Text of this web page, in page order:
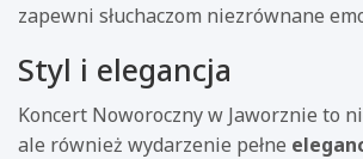
zapewni słuchaczom niezrównane
Styl i elegancja
Koncert Noworoczny w Jaworznie to
ale również wydarzenie pełne